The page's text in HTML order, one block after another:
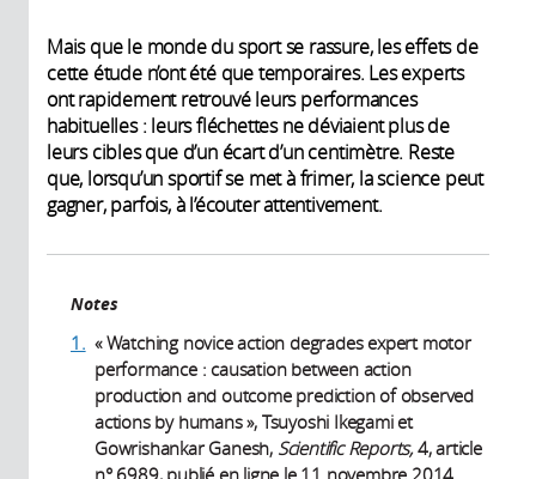
Mais que le monde du sport se rassure, les effets de
cette étude n’ont été que temporaires. Les experts
ont rapidement retrouvé leurs performances
habituelles : leurs fléchettes ne déviaient plus de
leurs cibles que d’un écart d’un centimètre. Reste
que, lorsqu’un sportif se met à frimer, la science peut
gagner, parfois, à l’écouter attentivement.
Notes
1. « Watching novice action degrades expert motor
performance : causation between action
production and outcome prediction of observed
actions by humans », Tsuyoshi Ikegami et
Gowrishankar Ganesh, Scientific Reports,4, article